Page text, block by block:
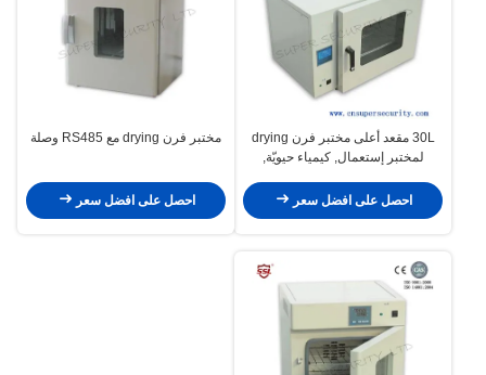
30L مقعد أعلى مختبر فرن drying
لمختبر إستعمال, كيمياء حيويّة,
احصل على افضل سعر
مختبر فرن drying مع RS485 وصلة
احصل على افضل سعر